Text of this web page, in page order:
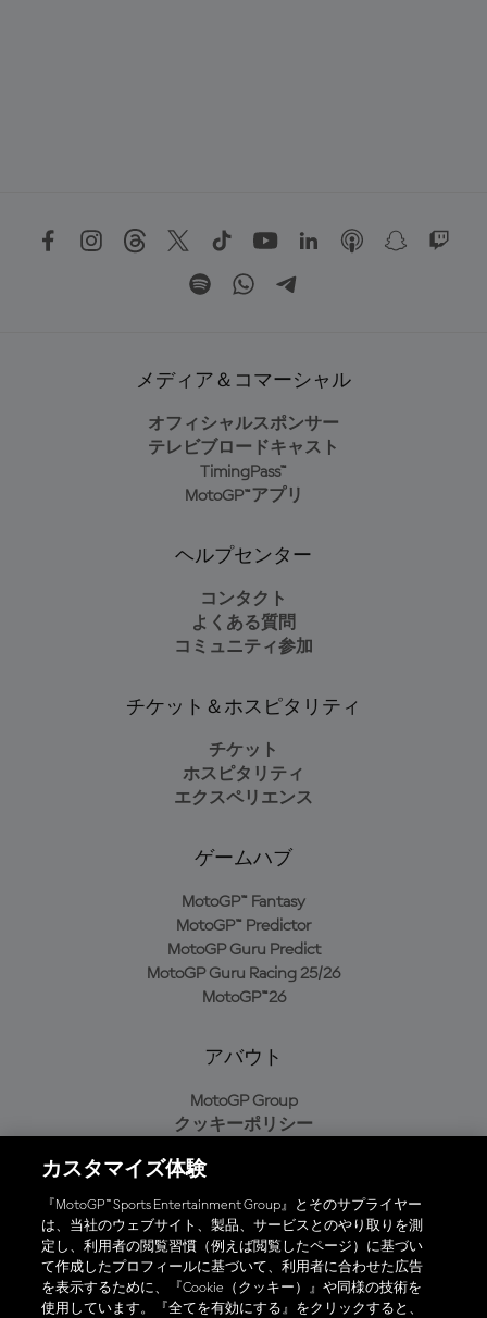
メディア＆コマーシャル
オフィシャルスポンサー
テレビブロードキャスト
TimingPass™
MotoGP™アプリ
ヘルプセンター
コンタクト
よくある質問
コミュニティ参加
チケット＆ホスピタリティ
チケット
ホスピタリティ
エクスペリエンス
ゲームハブ
MotoGP™ Fantasy
MotoGP™ Predictor
MotoGP Guru Predict
MotoGP Guru Racing 25/26
MotoGP™26
アバウト
MotoGP Group
クッキーポリシー
プライバシーポリシー
購入ポリシー
オフィシャルアプリ
カスタマイズ体験
『MotoGP™ Sports Entertainment Group』とそのサプライヤー
は、当社のウェブサイト、製品、サービスとのやり取りを測
定し、利用者の閲覧習慣（例えば閲覧したページ）に基づい
て作成したプロフィールに基づいて、利用者に合わせた広告
を表示するために、『Cookie（クッキー）』や同様の技術を
使用しています。『全てを有効にする』をクリックすると、